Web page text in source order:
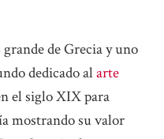
de Grecia y uno
dedicado alarte
el siglo XIX para
mostrando su valor